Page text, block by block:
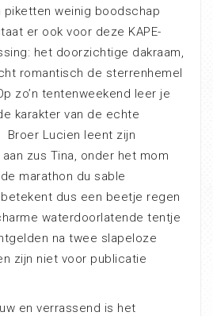
weinig boodschap
er ook voor deze KAPE-
het doorzichtige dakraam,
romantisch de sterrenhemel
zo’n tentenweekend leer je
karakter van de echte
Broer Lucien leent zijn
zus Tina, onder het mom
marathon du sable
dus een beetje regen
waterdoorlatende tentje
na twee slapeloze
zijn niet voor publicatie
en verrassend is het